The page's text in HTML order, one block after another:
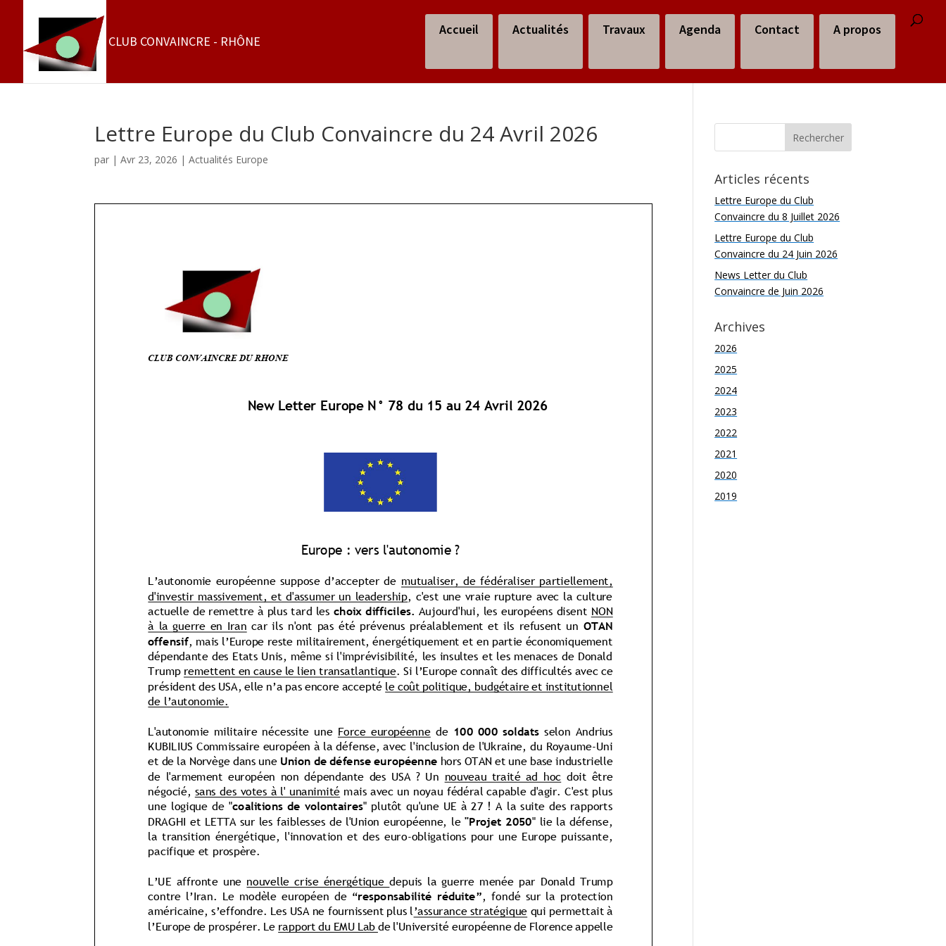
Accueil Actualités Travaux Agenda Contact A propos
Lettre Europe du Club Convaincre du 24 Avril 2026
par |Avr 23, 2026 |Actualités Europe
Articles récents
Lettre Europe du Club
Convaincre du 8 Juillet 2026
Lettre Europe du Club
Convaincre du 24 Juin 2026
News Letter du Club
Convaincre de Juin 2026
Archives
2026
2025
2024
2023
2022
2021
2020
2019